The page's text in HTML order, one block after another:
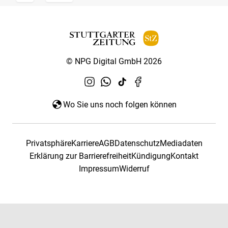
© NPG Digital GmbH 2026
Wo Sie uns noch folgen können
PrivatsphäreKarriereAGBDatenschutzMediadaten
Erklärung zur BarrierefreiheitKündigungKontakt
ImpressumWiderruf